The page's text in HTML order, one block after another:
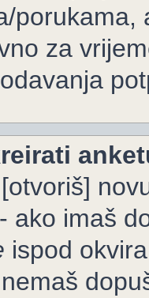
za
ako imaš
ispod